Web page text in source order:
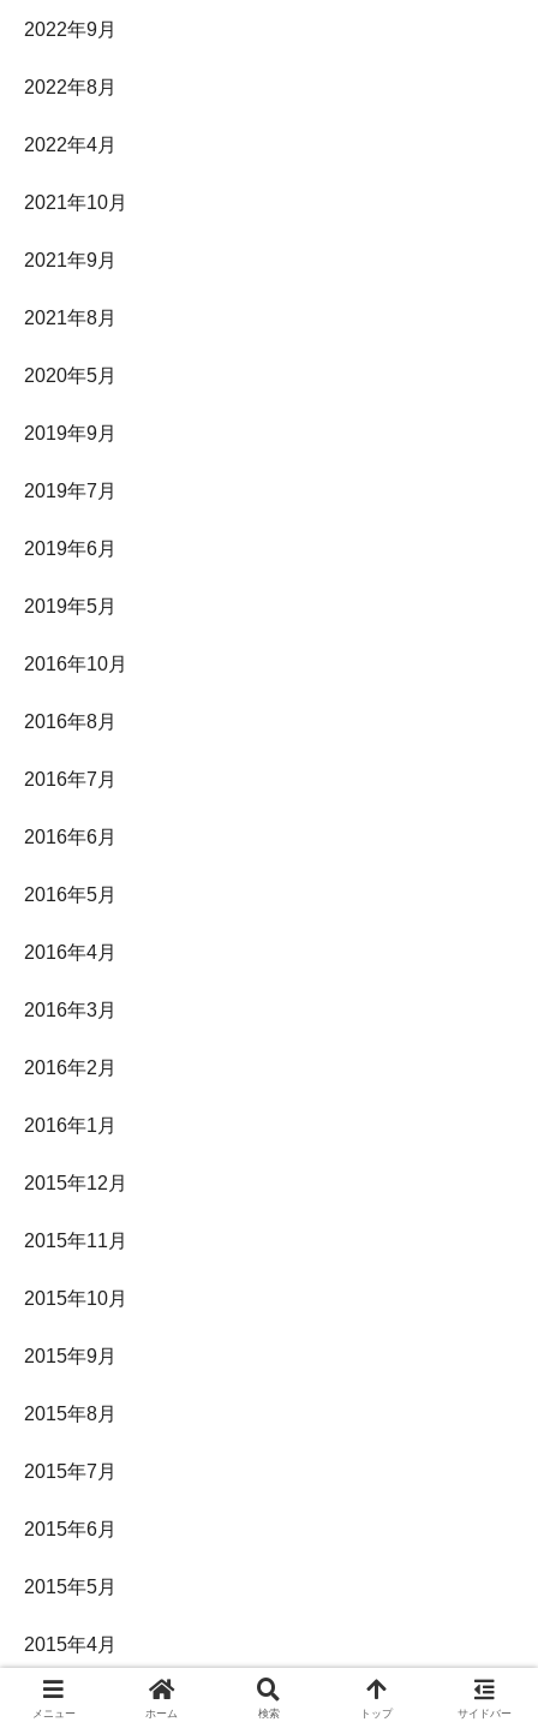
2022年9月
2022年8月
2022年4月
2021年10月
2021年9月
2021年8月
2020年5月
2019年9月
2019年7月
2019年6月
2019年5月
2016年10月
2016年8月
2016年7月
2016年6月
2016年5月
2016年4月
2016年3月
2016年2月
2016年1月
2015年12月
2015年11月
2015年10月
2015年9月
2015年8月
2015年7月
2015年6月
2015年5月
2015年4月
2015年3月
メニュー ホーム 検索 トップ サイドバー